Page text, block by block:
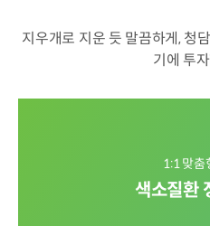
지우개로 지운 듯 말끔하게, 청
기에 투
1:1 맞춤
색소질환